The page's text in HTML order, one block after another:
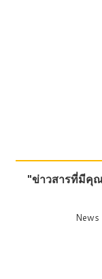
"ข่าวสารที่มีคุ